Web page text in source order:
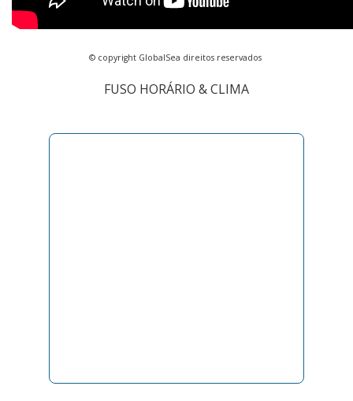
© copyright GlobalSea direitos reservados
FUSO HORÁRIO & CLIMA